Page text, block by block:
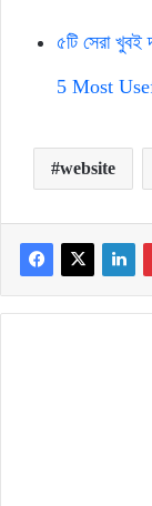
৫টি সেরা
5 Most
website